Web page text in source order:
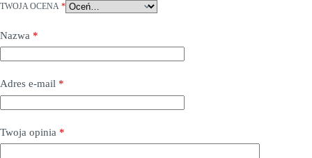
TWOJA OCENA *
Nazwa *
Adres e-mail *
Twoja opinia *